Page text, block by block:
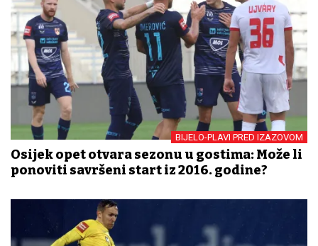
BIJELO-PLAVI PRED IZAZOVOM
Osijek opet otvara sezonu u gostima: Može li
ponoviti savršeni start iz 2016. godine?